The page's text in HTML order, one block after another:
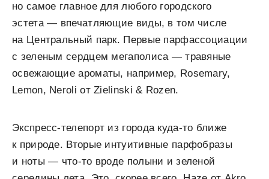
но самое главное для любого городского
эстета — впечатляющие виды, в том числе
на Центральный парк. Первые парфассоциации
с зеленым сердцем мегаполиса — травяные
освежающие ароматы, например, Rosemary,
Lemon, Neroli от Zielinski & Rozen.
Экспресс-телепорт из города куда-то ближе
к природе. Вторые интуитивные парфобразы
и ноты — что-то вроде полыни и зеленой